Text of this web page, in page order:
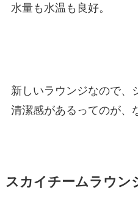
水量も水温も良好。
新しいラウンジなので、
清潔感があるってのが、
スカイチームラウン